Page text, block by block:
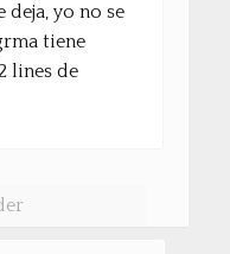
deja, yo no se
tiene
lines de